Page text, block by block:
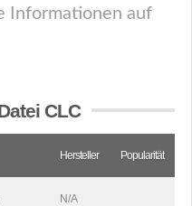
Informationen auf
CLC
Hersteller Popularität
N/A